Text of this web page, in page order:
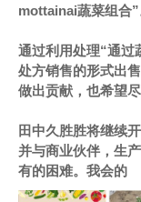
mottainai蔬菜组合”
通过利用处理“通过
处方销售的形式出
做出贡献，也希望
田中久胜胜将继续
并与商业伙伴，生
有的困难。我会的